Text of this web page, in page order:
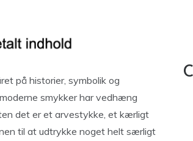
på historier, symbolik og
smykker har vedhæng
det er et arvestykke, et kærligt
til at udtrykke noget helt særligt